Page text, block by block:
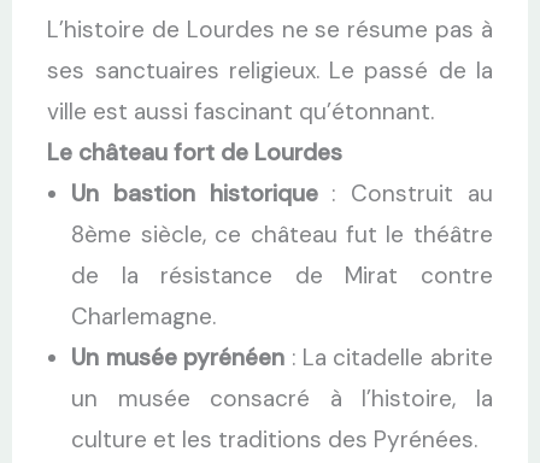
L’histoire de Lourdes ne se résume pas à
ses sanctuaires religieux. Le passé de la
ville est aussi fascinant qu’étonnant.
Le château fort de Lourdes
Un bastion historique: Construit au
8ème siècle, ce château fut le théâtre
de la résistance de Mirat contre
Charlemagne.
Un musée pyrénéen : La citadelle abrite
un musée consacré à l’histoire, la
culture et les traditions des Pyrénées.